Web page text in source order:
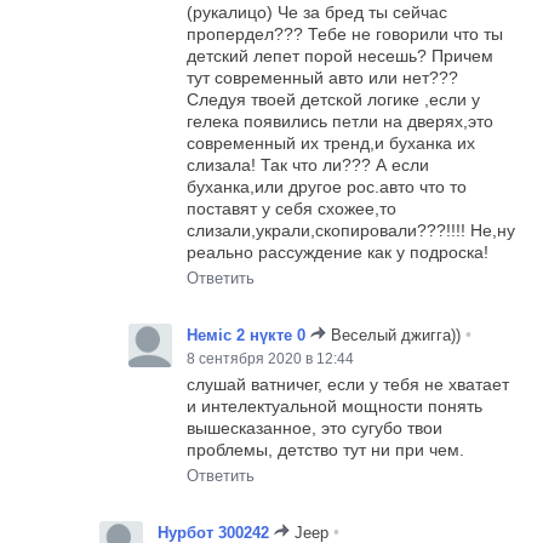
(рукалицо) Че за бред ты сейчас
пропердел??? Тебе не говорили что ты
детский лепет порой несешь? Причем
тут современный авто или нет???
Следуя твоей детской логике ,если у
гелека появились петли на дверях,это
современный их тренд,и буханка их
слизала! Так что ли??? А если
буханка,или другое рос.авто что то
поставят у себя схожее,то
слизали,украли,скопировали???!!!! Не,ну
реально рассуждение как у подроска!
Ответить
Немic 2 нүкте 0 Веселый джигга)) •
8 сентября 2020 в 12:44
слушай ватничег, если у тебя не хватает
и интелектуальной мощности понять
вышесказанное, это сугубо твои
проблемы, детство тут ни при чем.
Ответить
Нурбот 300242 Jeep •